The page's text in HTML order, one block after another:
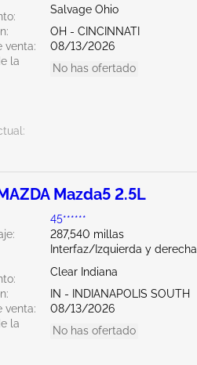
Salvage Ohio
OH - CINCINNATI
venta:
08/13/2026
la
No has ofertado
Mazda5 2.5L
45******
287,540 millas
Interfaz/Izquierda y derecha
Clear Indiana
IN - INDIANAPOLIS SOUTH
venta:
08/13/2026
la
No has ofertado